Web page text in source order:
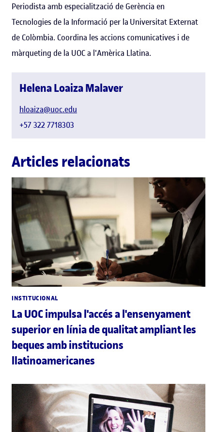
Periodista amb especialització de Gerència en
Tecnologies de la Informació per la Universitat Externat
de Colòmbia. Coordina les accions comunicatives i de
màrqueting de la UOC a l'Amèrica Llatina.
Helena Loaiza Malaver
hloaiza@uoc.edu
+57 322 7718303
Articles relacionats
INSTITUCIONAL
La UOC impulsa l'accés a l'ensenyament
superior en línia de qualitat ampliant les
beques amb institucions
llatinoamericanes